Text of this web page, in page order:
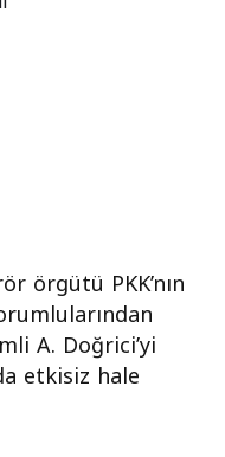
örgütü PKK’nın
A. Doğrici’yi
etkisiz hale